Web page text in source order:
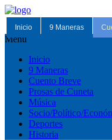
Inicio 9 Maneras
Menu
Inicio
9 Maneras
Cuento Breve
Prosas de Cuneta
Música
Socio/Político/
Deportes
Historia